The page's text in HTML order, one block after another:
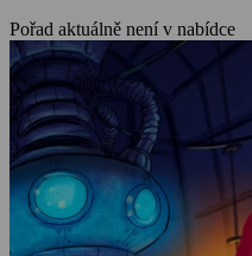
Pořad aktuálně není v nabídce